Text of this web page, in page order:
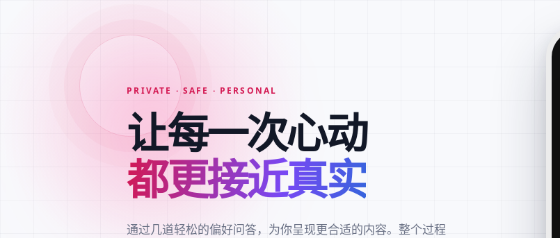
PRIVATE · SAFE · PERSONAL
让每一次心动
都更接近真实
通过几道轻松的偏好问答，为你呈现更合适的内容。整个过程